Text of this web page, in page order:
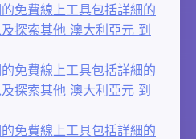
免費線上工具包括詳細的
探索其他 澳大利亞元 到
免費線上工具包括詳細的
探索其他 澳大利亞元 到
免費線上工具包括詳細的